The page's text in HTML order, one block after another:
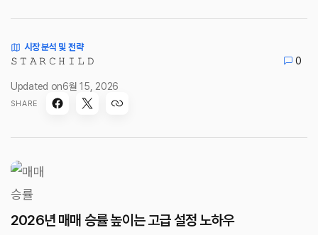
시장 분석 및 전략
𝚂 𝚃 𝙰 𝚁 𝙲 𝙷 𝙸 𝙻 𝙳 0
Updated on6월 15, 2026
SHARE
2026년 매매 승률 높이는 고급 설정 노하우